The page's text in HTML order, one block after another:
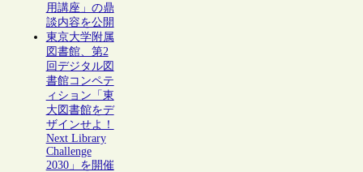
用講座」の鼎
談内容を公開
東京大学附属
図書館、第2
回デジタル図
書館コンペテ
ィション「東
大図書館をデ
ザインせよ！
Next Library
Challenge
2030」を開催